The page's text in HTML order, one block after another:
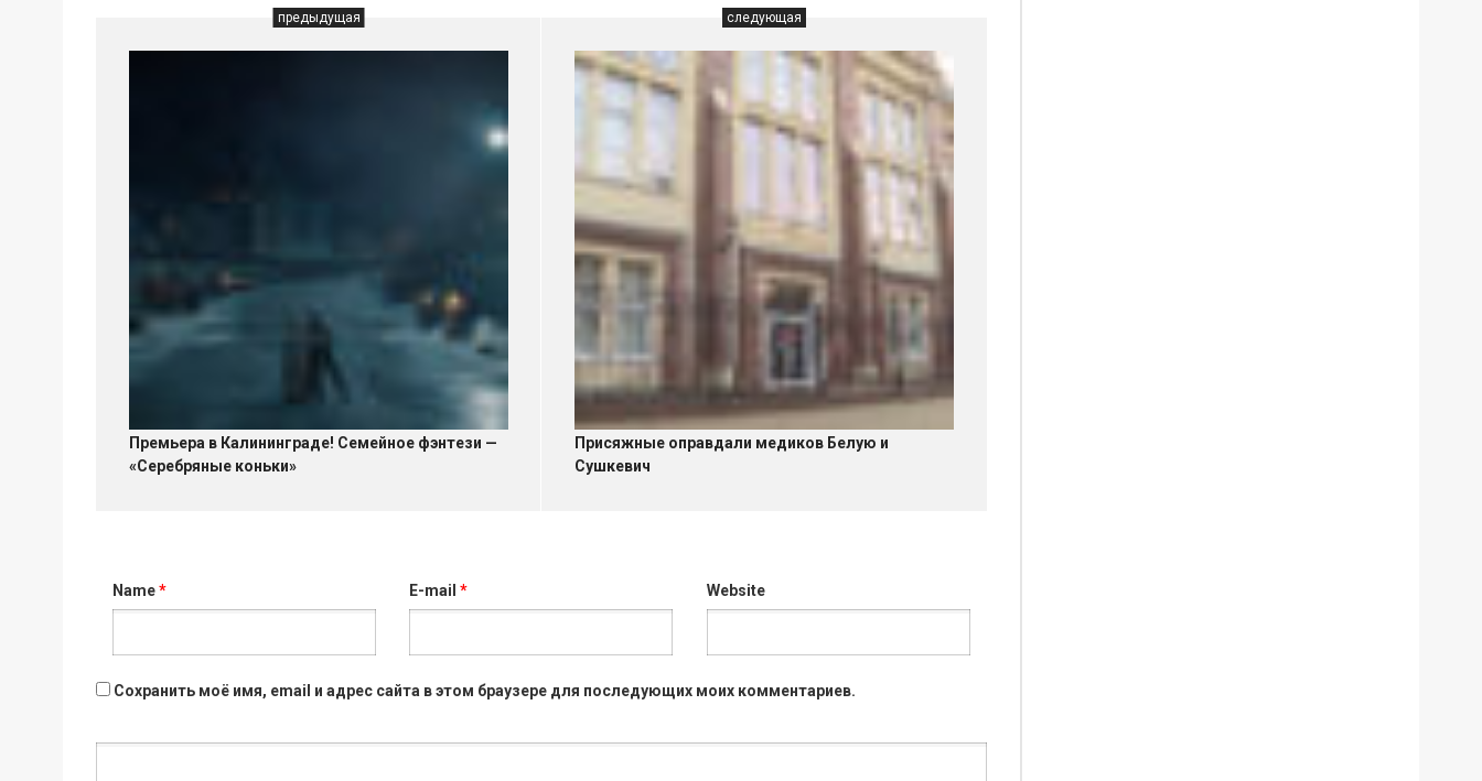
предыдущая
Премьера в Калининграде! Семейное фэнтези —
«Серебряные коньки»
следующая
Присяжные оправдали медиков Белую и
Сушкевич
Name* E-mail* Website
Сохранить моё имя, email и адрес сайта в этом браузере для последующих моих комментариев.